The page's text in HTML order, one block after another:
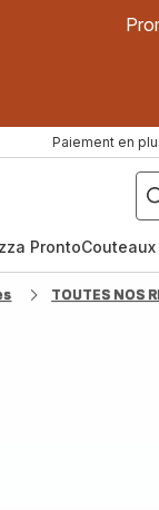
Paiement en
Cake
Pronto
TOUTES NOS